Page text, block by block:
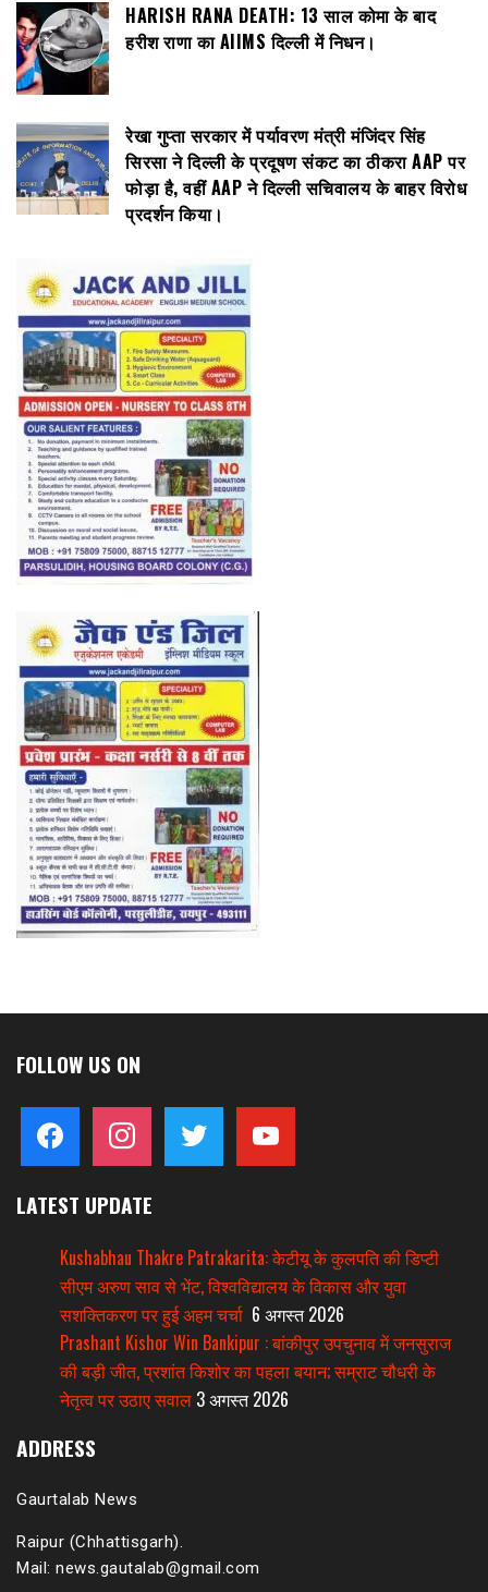
HARISH RANA DEATH: 13 साल कोमा के बाद
हरीश राणा का AIIMS दिल्ली में निधन।
रेखा गुप्ता सरकार में पर्यावरण मंत्री मंजिंदर सिंह
सिरसा ने दिल्ली के प्रदूषण संकट का ठीकरा AAP पर
फोड़ा है, वहीं AAP ने दिल्ली सचिवालय के बाहर विरोध
प्रदर्शन किया।
FOLLOW US ON
facebook instagram twitter youtube
LATEST UPDATE
Kushabhau Thakre Patrakarita: केटीयू के कुलपति की डिप्टी
सीएम अरुण साव से भेंट, विश्वविद्यालय के विकास और युवा
सशक्तिकरण पर हुई अहम चर्चा 6 अगस्त 2026
Prashant Kishor Win Bankipur : बांकीपुर उपचुनाव में जनसुराज
की बड़ी जीत, प्रशांत किशोर का पहला बयान; सम्राट चौधरी के
नेतृत्व पर उठाए सवाल 3 अगस्त 2026
ADDRESS
Gaurtalab News
Raipur (Chhattisgarh).
Mail: news.gautalab@gmail.com